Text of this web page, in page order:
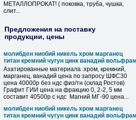
МЕТАЛЛОПРОКАТ! ( поковка, труба, чушка,
слит...
Предложения на поставку
продукции, цены
молибден ниобий никель хром марганец
титан кремний чугун цинк ванадий
Азатированные материала :хром, кремний,
марганец, ванадий цена по запросу ШФС30
цена 40000р без ндс физ/тн (склад Ростов)
Графит ГИИ цена на фракцию 0, 2-2, 5 мм
составит 40500р с ндс Магний МГ-90 цена...
молибден ниобий никель хром марганец
титан кремний чугун цинк ванадий